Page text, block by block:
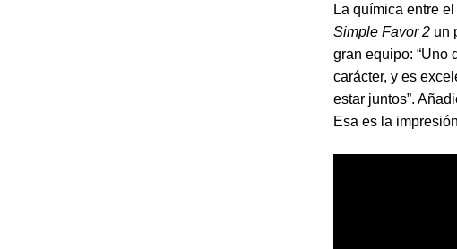
La química entre
Simple Favor 2 un
gran equipo: “Uno
carácter, y es
estar juntos”.
Esa es la